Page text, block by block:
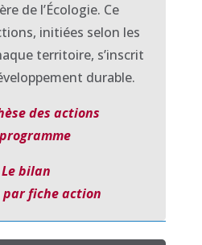
de l’Écologie. Ce
initiées selon les
territoire, s’inscrit
durable.
des actions
Le bilan
par fiche action